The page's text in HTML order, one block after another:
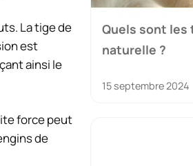
La tige de
est
ainsi le
force peut
de
Quels sont les
naturelle ?
15 septembre 2024